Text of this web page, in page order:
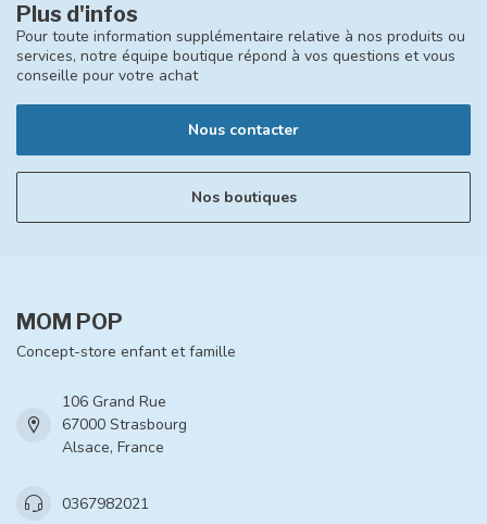
Plus d'infos
Pour toute information supplémentaire relative à nos produits ou
services, notre équipe boutique répond à vos questions et vous
conseille pour votre achat
Nous contacter
Nos boutiques
MOM POP
Concept-store enfant et famille
106 Grand Rue
67000 Strasbourg
Alsace, France
0367982021